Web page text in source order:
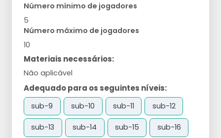
Número mínimo de jogadores
5
Número máximo de jogadores
10
Materiais necessários:
Não aplicável
Adequado para os seguintes níveis:
sub-9 sub-10 sub-11 sub-12
sub-13 sub-14 sub-15 sub-16